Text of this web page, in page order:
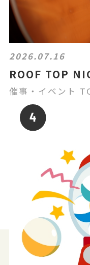
2026.07.16
ROOF TOP
催事・イベント